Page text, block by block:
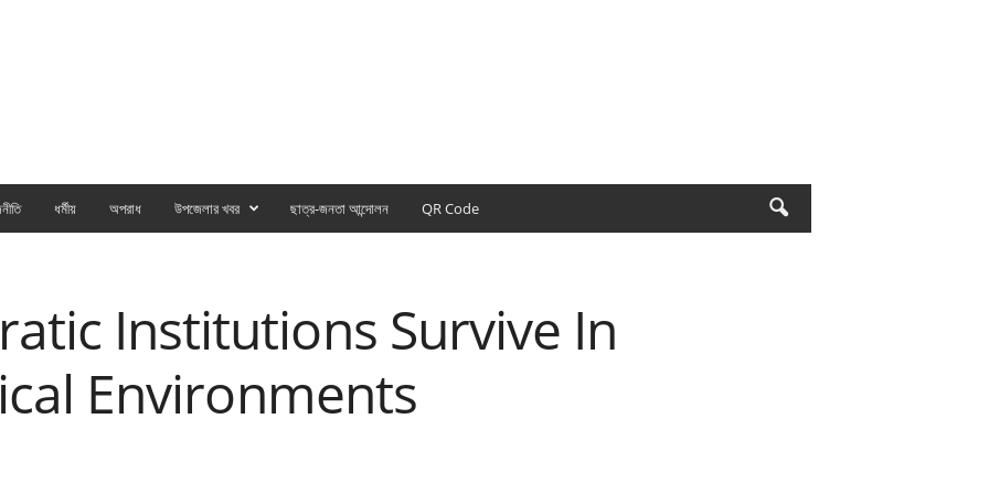
ধর্মীয় অপরাধ উপজেলার খবর ছাত্র-জনতা আন্দোলন QR Code
Institutions Survive In
Environments